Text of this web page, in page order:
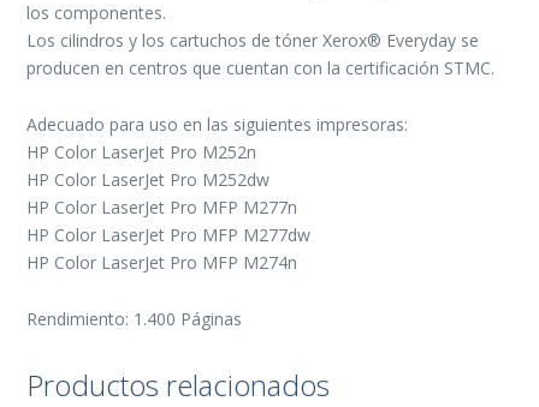
los componentes.
Los cilindros y los cartuchos de tóner Xerox® Everyday se
producen en centros que cuentan con la certificación STMC.
Adecuado para uso en las siguientes impresoras:
HP Color LaserJet Pro M252n
HP Color LaserJet Pro M252dw
HP Color LaserJet Pro MFP M277n
HP Color LaserJet Pro MFP M277dw
HP Color LaserJet Pro MFP M274n
Rendimiento: 1.400 Páginas
Productos relacionados